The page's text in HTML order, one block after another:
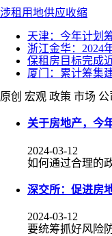
涉租用地供应收缩
天津：今年计划
浙江金华：2024
保租房目标完成
厦门：累计筹集
原创 宏观 政策 市场 公
关于房地产，今
2024-03-12
如何通过合理的
深交所：促进房
2024-03-12
要统筹抓好风险